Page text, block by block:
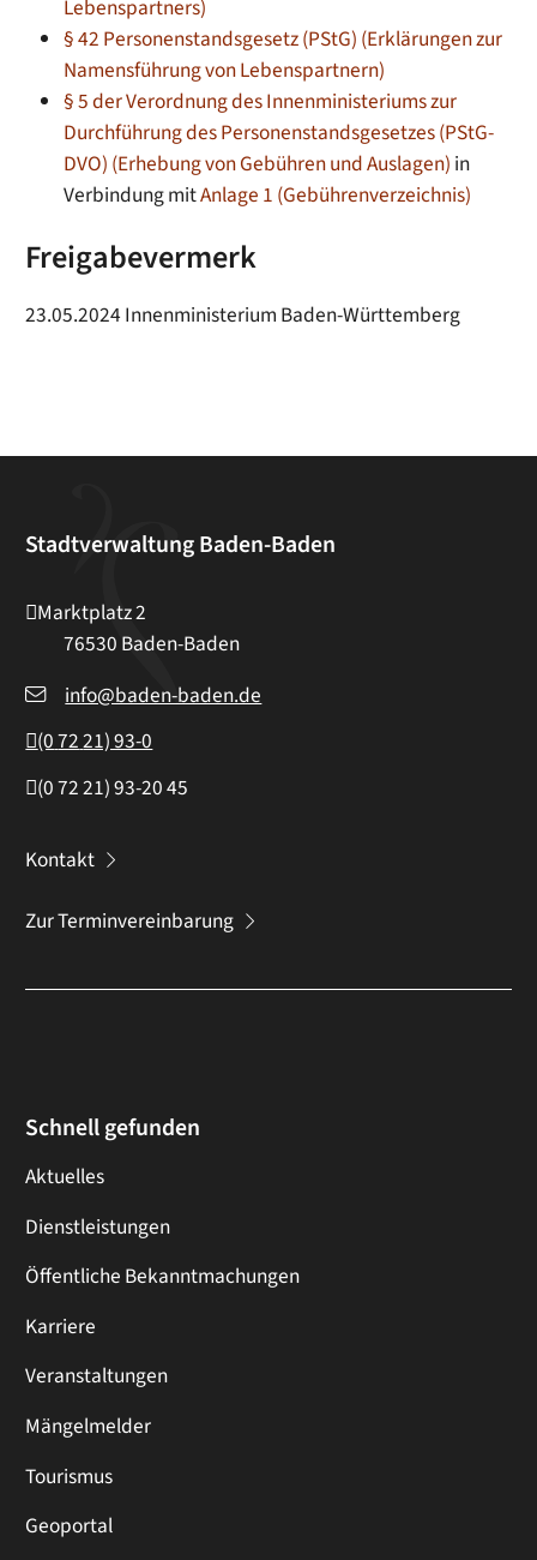
Lebenspartners)
§ 42 Personenstandsgesetz (PStG) (Erklärungen zur
Namensführung von Lebenspartnern)
§ 5 der Verordnung des Innenministeriums zur
Durchführung des Personenstandsgesetzes (PStG-
DVO) (Erhebung von Gebühren und Auslagen) in
Verbindung mitAnlage 1 (Gebührenverzeichnis)
Freigabevermerk
23.05.2024 Innenministerium Baden-Württemberg
Stadtverwaltung Baden-Baden
Marktplatz 2
76530 Baden-Baden
info@baden-baden.de
(07221) 93-0
(07221) 93-2045
Kontakt
Zur Terminvereinbarung
Schnell gefunden
Aktuelles
Dienstleistungen
Öffentliche Bekanntmachungen
Karriere
Veranstaltungen
Mängelmelder
Tourismus
Geoportal